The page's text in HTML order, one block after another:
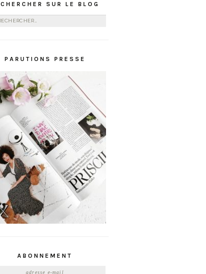
SUR LE BLOG
:
PARUTIONS PRESSE
ABONNEMENT